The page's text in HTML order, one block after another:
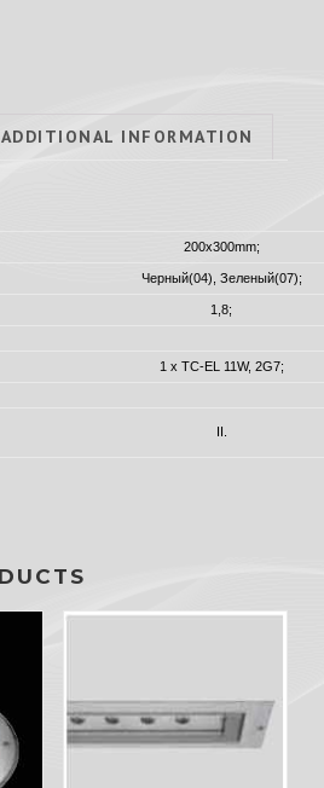
ADDITIONAL INFORMATION
200x300mm;
Черный(04), Зеленый(07);
1,8;
1 x TC-EL 11W, 2G7;
II.